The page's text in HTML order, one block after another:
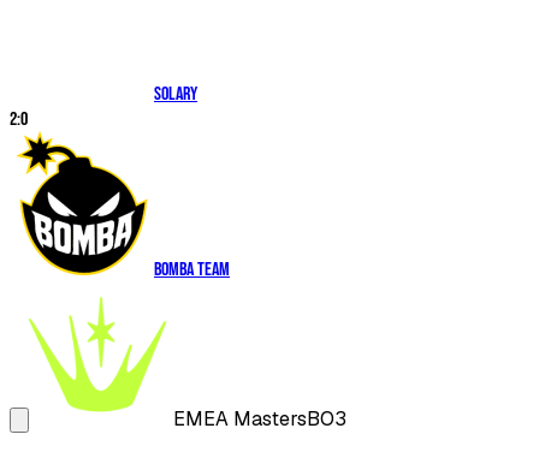
Solary
2:0
Bomba Team
EMEA MastersBO3